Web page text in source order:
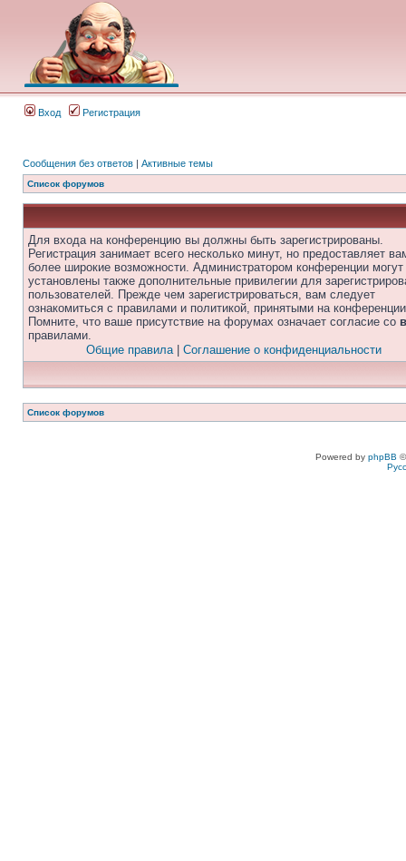
Вход Регистрация
Сообщения без ответов | Активные темы
Список форумов
Для входа на конференцию вы должны быть зарегистрированы.
Регистрация занимает всего несколько минут, но предоставляет
более широкие возможности. Администратором конференции
установлены также дополнительные привилегии для
пользователей. Прежде чем зарегистрироваться, вам следует
ознакомиться с правилами и политикой, принятыми на
Помните, что ваше присутствие на форумах означает согласие со
правилами.
Общие правила| Соглашение о конфиденциальности
Список форумов
Powered by phpBB